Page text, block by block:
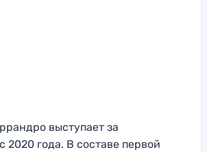
выступает за
2020 года. В составе первой